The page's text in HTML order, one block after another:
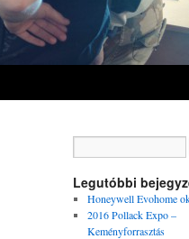
Legutóbbi
Honeywell Evohome
2016 Pollack Expo –
Keményforrasztás